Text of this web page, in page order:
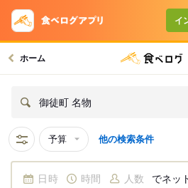
イ
ホーム
御徒町 名物
予算 他の検索条件
日時 時間 人数 でネッ